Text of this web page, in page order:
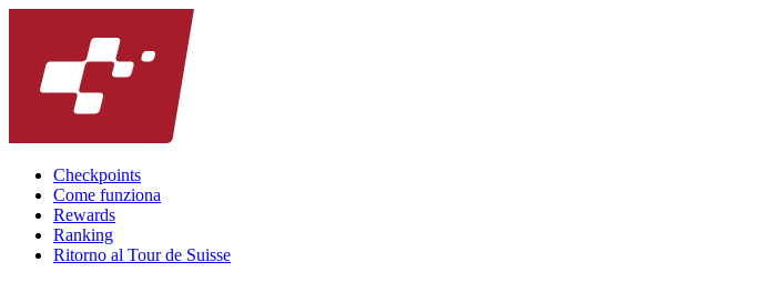
Checkpoints
Come funziona
Rewards
Ranking
Ritorno al Tour de Suisse